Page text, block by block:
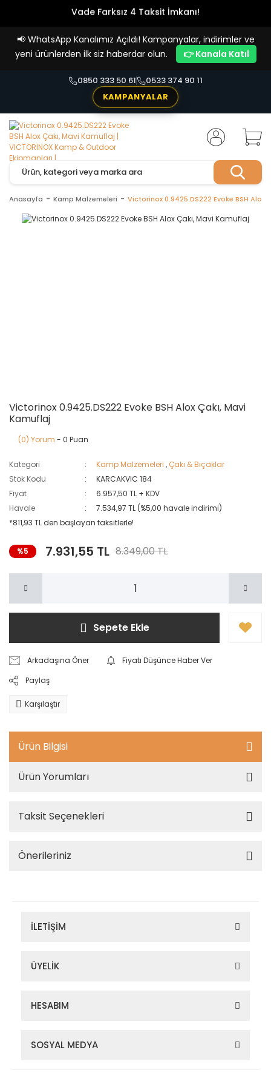
Vade Farksız 4 Taksit İmkanı!
📢 WhatsApp Kanalımız Açıldı! Kampanyalar, indirimler ve
yeni ürünlerden ilk siz haberdar olun.
👉 Kanala Katıl
0850 333 50 61
0533 374 90 11
KAMPANYALAR
Anasayfa Kamp Malzemeleri Victorinox 0.9425.DS222 Evoke BSH Alox
Victorinox 0.9425.DS222 Evoke BSH Alox Çakı, Mavi
Kamuflaj
(0) Yorum - 0 Puan
Kategori Kamp Malzemeleri , Çakı & Bıçaklar
Stok Kodu
KARCAKVIC 184
Fiyat
6.957,50 TL + KDV
Havale
7.534,97 TL (%5,00 havale indirimi)
*811,93 TL den başlayan taksitlerle!
%5 7.931,55 TL 8.349,00 TL
Sepete Ekle
Arkadaşına Öner
Fiyatı Düşünce Haber Ver
Paylaş
Karşılaştır
Ürün Bilgisi
Ürün Yorumları
Taksit Seçenekleri
Önerileriniz
İLETİŞİM
ÜYELİK
HESABIM
SOSYAL MEDYA